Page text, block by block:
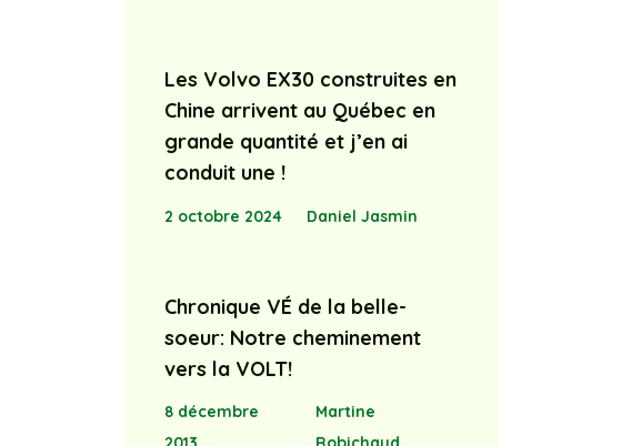
Les Volvo EX30 construites en
Chine arrivent au Québec en
grande quantité et j’en ai
conduit une !
2 octobre 2024 Daniel Jasmin
Chronique VÉ de la belle-
soeur: Notre cheminement
vers la VOLT!
8 décembre
Martine